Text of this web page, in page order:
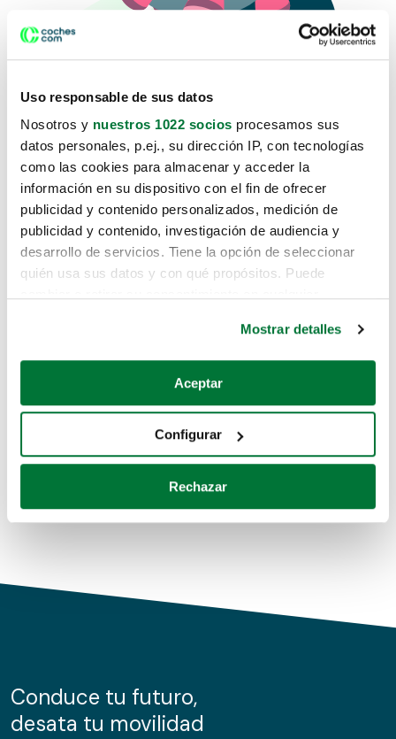
Uso responsable de sus datos
Nosotros y nuestros 1022 socios procesamos sus
datos personales, p.ej., su dirección IP, con tecnologías
como las cookies para almacenar y acceder la
información en su dispositivo con el fin de ofrecer
publicidad y contenido personalizados, medición de
publicidad y contenido, investigación de audiencia y
desarrollo de servicios. Tiene la opción de seleccionar
quién usa sus datos y con qué propósitos. Puede
Si lo permite, también quisiéramos:
Recopilar información sobre su ubicación geográfica
Identificar su dispositivo analizándolo activamente
para buscar características específicas (huellas
Obtenga más información sobre cómo se procesan sus
de cookies.
información sobre el uso que haga del sitio web con
nuestros partners de redes sociales, publicidad y análisis
Mostrar detalles
Aceptar
Configurar
Rechazar
Lo sentimos, no sabemos como
te hemos traido hasta aquí.
Pero puedes encontrar el coche que estás
buscando en alguno de estos enlaces:
Coches de segunda mano
Coches de km0
Conduce tu futuro,
desata tu movilidad